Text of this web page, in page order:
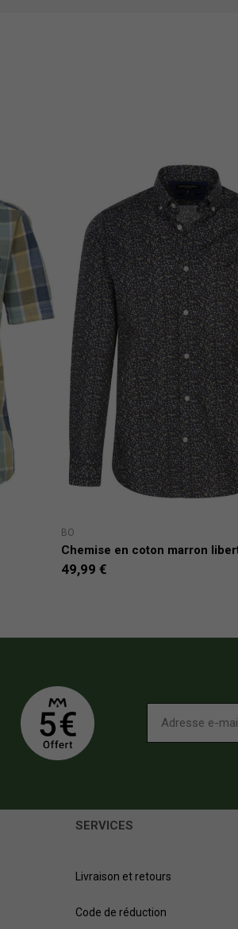
BO
Chemise en coton marron
49,99 €
SERVICES
Livraison et retours
Code de réduction